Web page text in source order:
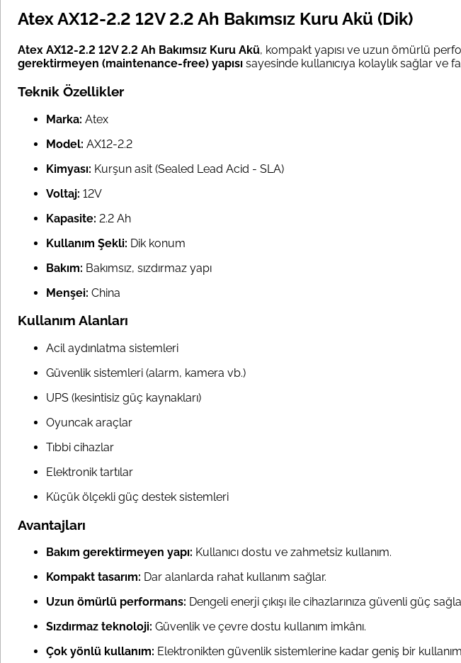
Atex AX12-2.2 12V 2.2 Ah Bakımsız Kuru Akü (Dik)
Atex AX12-2.2 12V 2.2 Ah Bakımsız Kuru Akü, kompakt yapısı ve uzun ömürlü
gerektirmeyen (maintenance-free) yapısı sayesinde kullanıcıya kolaylık sağlar ve
Teknik Özellikler
Marka: Atex
Model: AX12-2.2
Kimyası: Kurşun asit (Sealed Lead Acid - SLA)
Voltaj: 12V
Kapasite: 2.2 Ah
Kullanım Şekli: Dik konum
Bakım: Bakımsız, sızdırmaz yapı
Menşei: China
Kullanım Alanları
Acil aydınlatma sistemleri
Güvenlik sistemleri (alarm, kamera vb.)
UPS (kesintisiz güç kaynakları)
Oyuncak araçlar
Tıbbi cihazlar
Elektronik tartılar
Küçük ölçekli güç destek sistemleri
Avantajları
Bakım gerektirmeyen yapı: Kullanıcı dostu ve zahmetsiz kullanım.
Kompakt tasarım: Dar alanlarda rahat kullanım sağlar.
Uzun ömürlü performans: Dengeli enerji çıkışı ile cihazlarınıza güvenli güç
Sızdırmaz teknoloji: Güvenlik ve çevre dostu kullanım imkânı.
Çok yönlü kullanım: Elektronikten güvenlik sistemlerine kadar geniş bir kullanım